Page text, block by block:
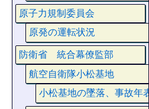
原子力規制委員会
原発の運転状況
防衛省 統合幕僚監部
航空自衛隊小松基地
小松基地の墜落、事故年表